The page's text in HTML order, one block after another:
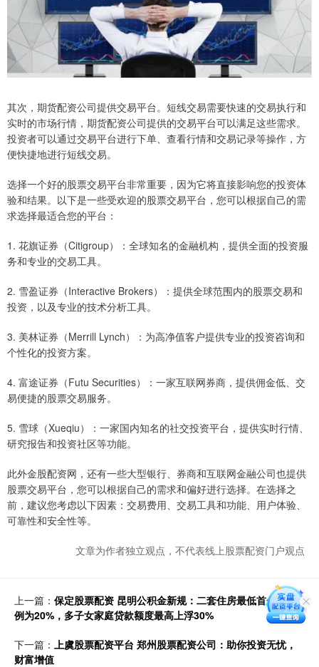
其次，期货配资公司提供交易平台。短线交易需要快速的交易执行和
实时的市场行情，期货配资公司提供的交易平台可以满足这些需求。
投资者可以通过交易平台进行下单、查看行情和交易记录等操作，方
便快捷地进行短线交易。
选择一个好的股票交易平台非常重要，因为它将直接影响您的投资体
验和结果。以下是一些受欢迎的股票交易平台，您可以根据自己的需
求选择最适合您的平台：
1. 花旗证券（Citigroup）：全球知名的金融机构，提供全面的投资服
务和专业的交易工具。
2. 雪盈证券（Interactive Brokers）：提供全球范围内的股票交易和
投资，以及专业的技术分析工具。
3. 美林证券（Merrill Lynch）：为高净值客户提供专业的投资咨询和
个性化的投资方案。
4. 富途证券（Futu Securities）：一家互联网券商，提供佣金低、交
易便捷的股票交易服务。
5. 雪球（Xueqiu）：一家国内知名的社交投资平台，提供实时行情、
研究报告和投资社区等功能。
此外金股配资网，还有一些大型银行、券商和互联网金融公司也提供
股票交易平台，您可以根据自己的需求和偏好进行选择。在选择之
前，建议您考虑以下因素：交易费用、交易工具和功能、用户体验、
可靠性和安全性等。
文章为作者独立观点，不代表线上股票配资门户观点
上一篇： 保定股票配资 昆明公积金新规：二套住房最低首付款比
例为20%，多子女家庭贷款额度最高上浮30%
下一篇： 上虞股票配资平台 郑州股票配资公司：助你投资无忧，
财富增值